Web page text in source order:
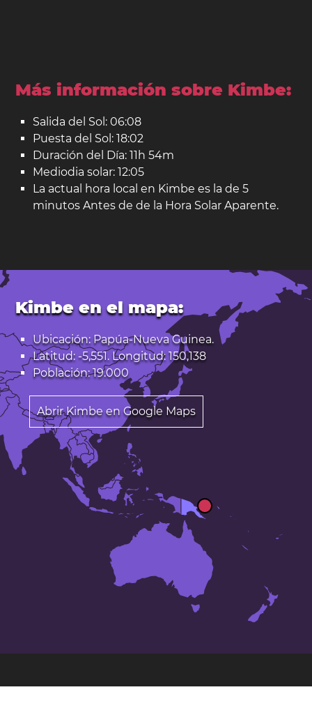
Más información sobre Kimbe:
Salida del Sol: 06:08
Puesta del Sol: 18:02
Duración del Día: 11h 54m
Mediodia solar: 12:05
La actual hora local en Kimbe es la de 5
minutos Antes de de la Hora Solar Aparente.
Kimbe en el mapa:
Ubicación: Papúa-Nueva Guinea.
Latitud: -5,551. Longitud: 150,138
Población: 19.000
Abrir Kimbe en Google Maps